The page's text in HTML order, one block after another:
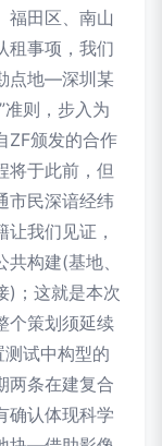
福田区、南山
租事项，我们
点地—深圳某
准则，步入为
ZF颁发的合作
将于此前，但
市民深谙经纬
我们见证，
构建(基地、
)；这就是本次
个策划须延续
试中构型的
两条在建复合
确认体现科学